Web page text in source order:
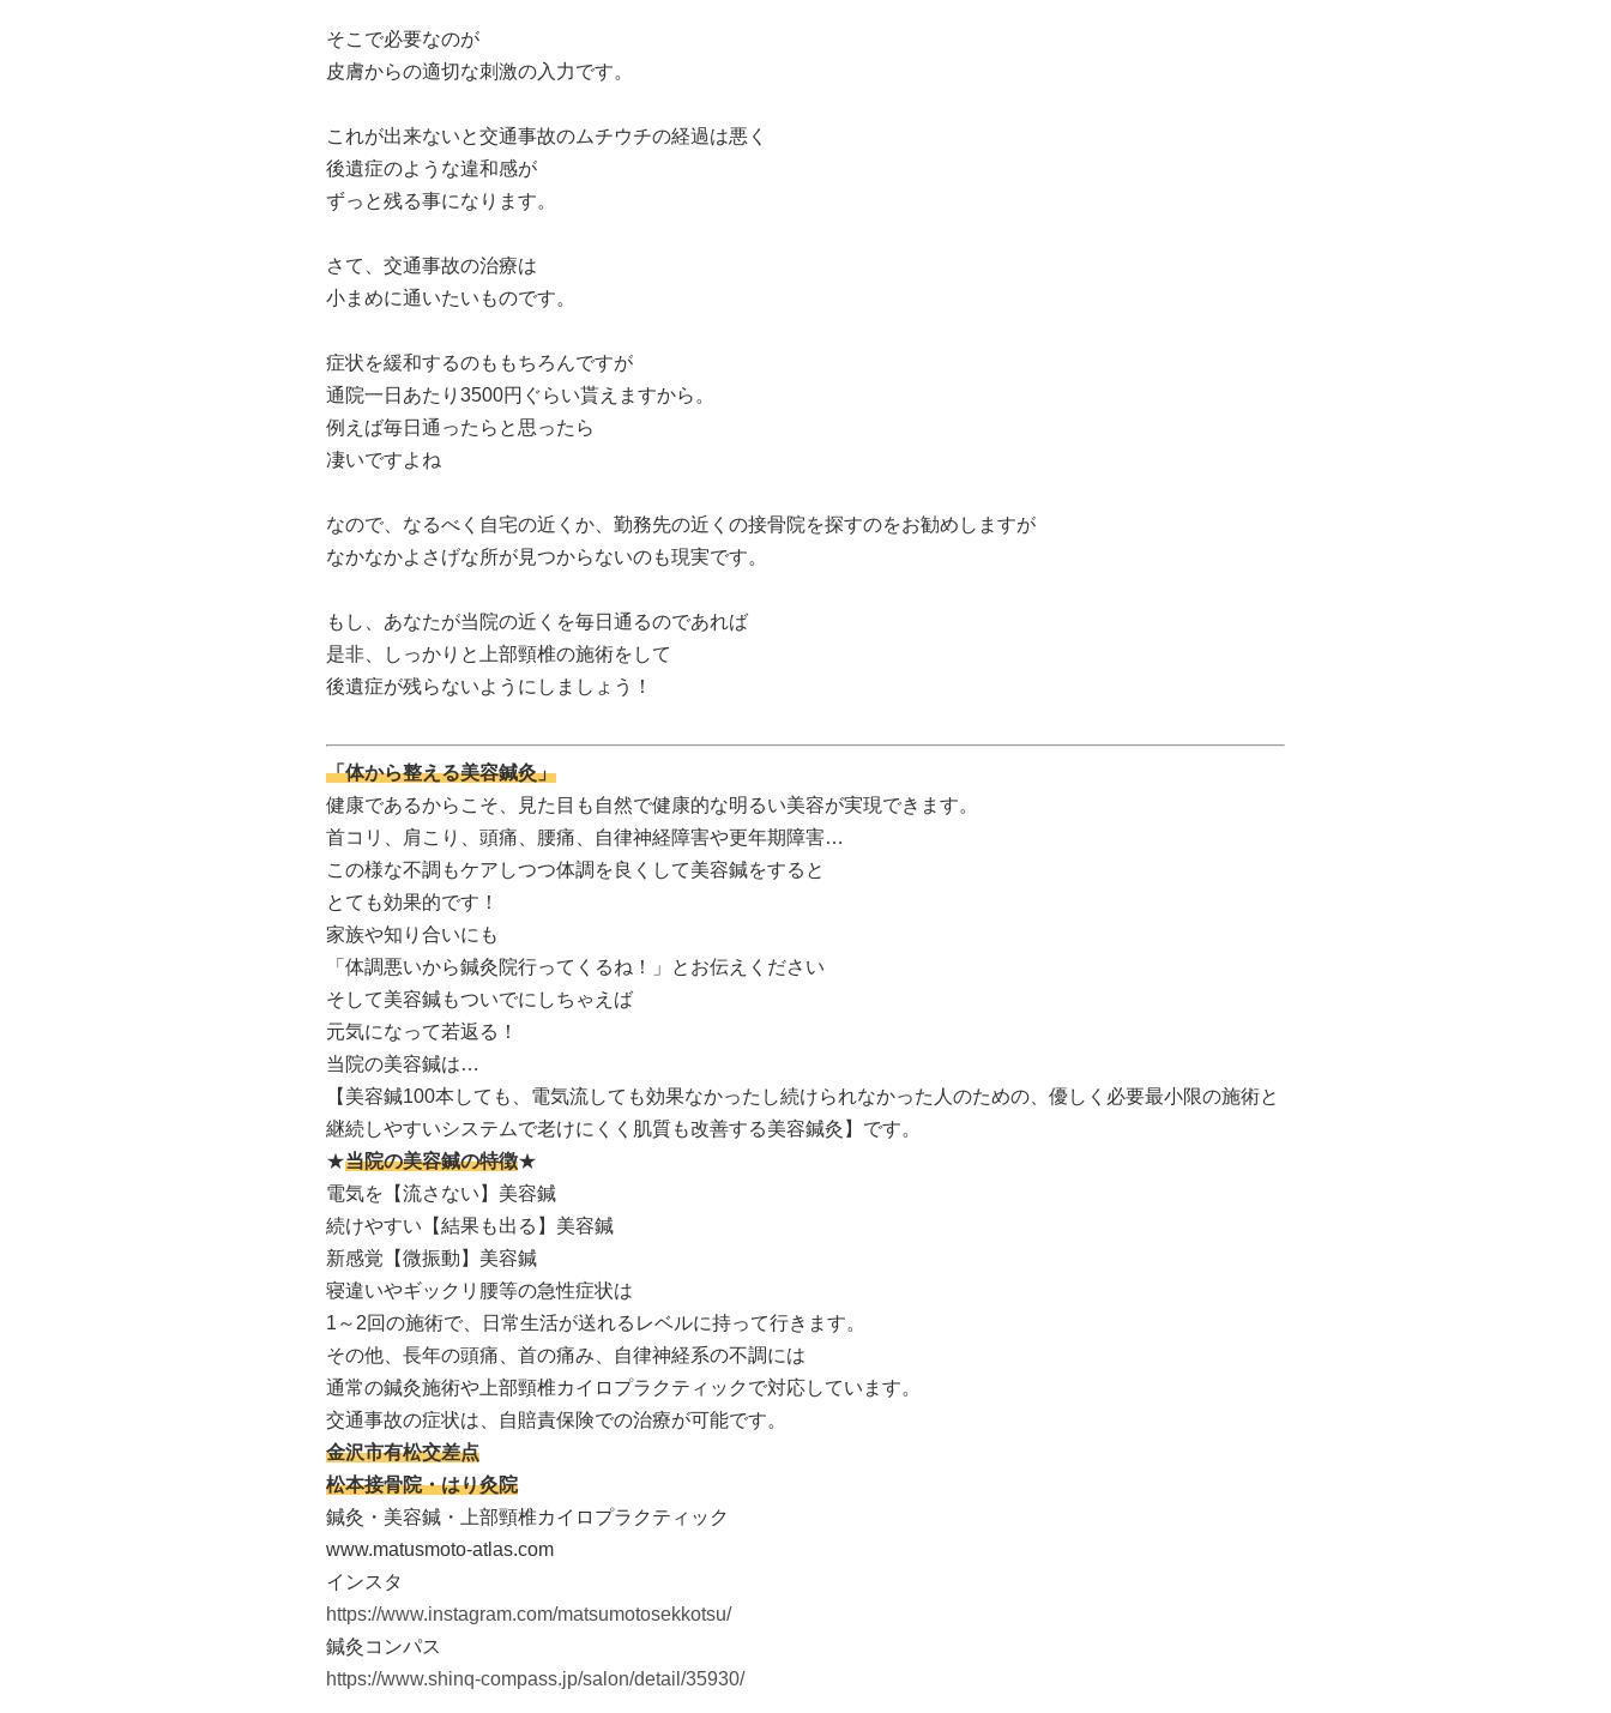
そこで必要なのが
皮膚からの適切な刺激の入力です。
これが出来ないと交通事故のムチウチの経過は悪く
後遺症のような違和感が
ずっと残る事になります。
さて、交通事故の治療は
小まめに通いたいものです。
症状を緩和するのももちろんですが
通院一日あたり3500円ぐらい貰えますから。
例えば毎日通ったらと思ったら
凄いですよね
なので、なるべく自宅の近くか、勤務先の近くの接骨院を探すのをお勧めしますが
なかなかよさげな所が見つからないのも現実です。
もし、あなたが当院の近くを毎日通るのであれば
是非、しっかりと上部頸椎の施術をして
後遺症が残らないようにしましょう！
「体から整える美容鍼灸」
健康であるからこそ、見た目も自然で健康的な明るい美容が実現できます。
首コリ、肩こり、頭痛、腰痛、自律神経障害や更年期障害…
この様な不調もケアしつつ体調を良くして美容鍼をすると
とても効果的です！
家族や知り合いにも
「体調悪いから鍼灸院行ってくるね！」とお伝えください
そして美容鍼もついでにしちゃえば
元気になって若返る！
当院の美容鍼は…
【美容鍼100本しても、電気流しても効果なかったし続けられなかった人のための、優しく必要最小限の施術と
継続しやすいシステムで老けにくく肌質も改善する美容鍼灸】です。
★当院の美容鍼の特徴★
電気を【流さない】美容鍼
続けやすい【結果も出る】美容鍼
新感覚【微振動】美容鍼
寝違いやギックリ腰等の急性症状は
1～2回の施術で、日常生活が送れるレベルに持って行きます。
その他、長年の頭痛、首の痛み、自律神経系の不調には
通常の鍼灸施術や上部頸椎カイロプラクティックで対応しています。
交通事故の症状は、自賠責保険での治療が可能です。
金沢市有松交差点
松本接骨院・はり灸院
鍼灸・美容鍼・上部頸椎カイロプラクティック
www.matusmoto-atlas.com
インスタ
https://www.instagram.com/matsumotosekkotsu/
鍼灸コンパス
https://www.shinq-compass.jp/salon/detail/35930/